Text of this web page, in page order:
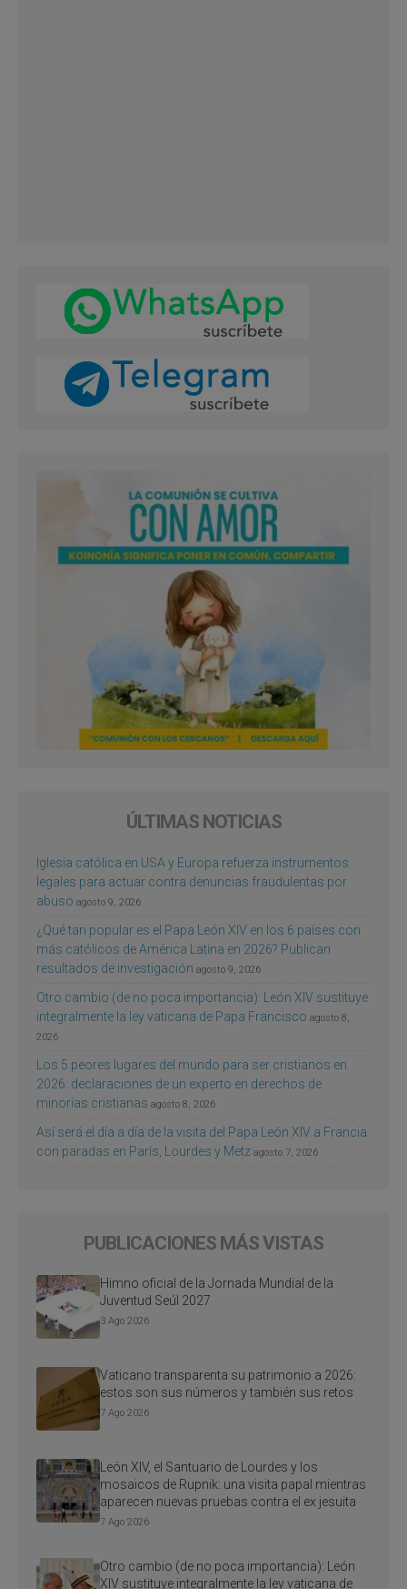
ÚLTIMAS NOTICIAS
Iglesia católica en USA y Europa refuerza instrumentos
legales para actuar contra denuncias fraudulentas por
abuso agosto 9, 2026
¿Qué tan popular es el Papa León XIV en los 6 países con
más católicos de América Latina en 2026? Publican
resultados de investigación agosto 9, 2026
Otro cambio (de no poca importancia): León XIV sustituye
integralmente la ley vaticana de Papa Francisco agosto 8,
2026
Los 5 peores lugares del mundo para ser cristianos en
2026: declaraciones de un experto en derechos de
minorías cristianas agosto 8, 2026
Así será el día a día de la visita del Papa León XIV a Francia
con paradas en París, Lourdes y Metz agosto 7, 2026
PUBLICACIONES MÁS VISTAS
Himno oficial de la Jornada Mundial de la
Juventud Seúl 2027
3 Ago 2026
Vaticano transparenta su patrimonio a 2026:
estos son sus números y también sus retos
7 Ago 2026
León XIV, el Santuario de Lourdes y los
mosaicos de Rupnik: una visita papal mientras
aparecen nuevas pruebas contra el ex jesuita
7 Ago 2026
Otro cambio (de no poca importancia): León
XIV sustituye integralmente la ley vaticana de